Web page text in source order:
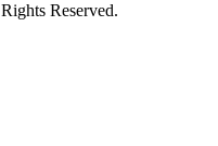
Reserved.